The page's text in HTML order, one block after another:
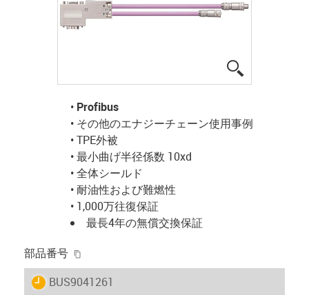
• Profibus
• その他のエナジーチェーン使用事例
• TPE外被
• 最小曲げ半径係数 10xd
• 全体シールド
• 耐油性および難燃性
• 1,000万往復保証
最長4年の無償交換保証
部品番号
igus-icon-lieferzeit
BUS9041261